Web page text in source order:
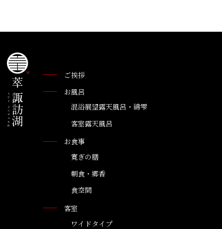
ご挨拶
お風呂
混浴展望露天風呂・綿雫
客室露天風呂
お食事
寛ぎの膳
朝食・郷香
食空間
客室
ワイドタイプ